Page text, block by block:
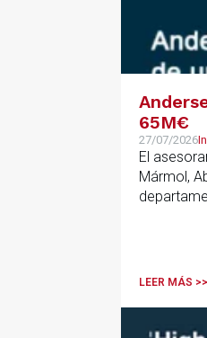
65M€
27/07/2026
El
Mármol,
LEER MÁS >>